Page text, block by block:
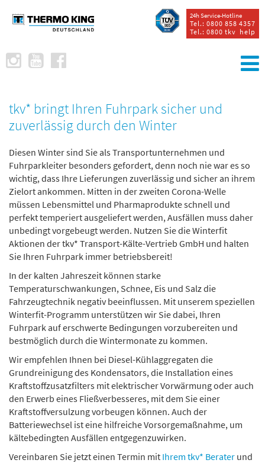
24h Service-Hotline
Tel.: 0800 858 4357
Tel.: 0800 tkv help
tkv* bringt Ihren Fuhrpark sicher und
zuverlässig durch den Winter
Diesen Winter sind Sie als Transportunternehmen und
Fuhrparkleiter besonders gefordert, denn noch nie war es so
wichtig, dass Ihre Lieferungen zuverlässig und sicher an ihrem
Zielort ankommen. Mitten in der zweiten Corona-Welle
müssen Lebensmittel und Pharmaprodukte schnell und
perfekt temperiert ausgeliefert werden, Ausfällen muss daher
unbedingt vorgebeugt werden. Nutzen Sie die Winterfit
Aktionen der tkv* Transport-Kälte-Vertrieb GmbH und halten
Sie Ihren Fuhrpark immer betriebsbereit!
In der kalten Jahreszeit können starke
Temperaturschwankungen, Schnee, Eis und Salz die
Fahrzeugtechnik negativ beeinflussen. Mit unserem speziellen
Winterfit-Programm unterstützen wir Sie dabei, Ihren
Fuhrpark auf erschwerte Bedingungen vorzubereiten und
bestmöglich durch die Wintermonate zu kommen.
Wir empfehlen Ihnen bei Diesel-Kühlaggregaten die
Grundreinigung des Kondensators, die Installation eines
Kraftstoffzusatzfilters mit elektrischer Vorwärmung oder auch
den Erwerb eines Fließverbesseres, mit dem Sie einer
Kraftstoffversulzung vorbeugen können. Auch der
Batteriewechsel ist eine hilfreiche Vorsorgemaßnahme, um
kältebedingten Ausfällen entgegenzuwirken.
Vereinbaren Sie jetzt einen Termin mit Ihrem tkv* Berater und